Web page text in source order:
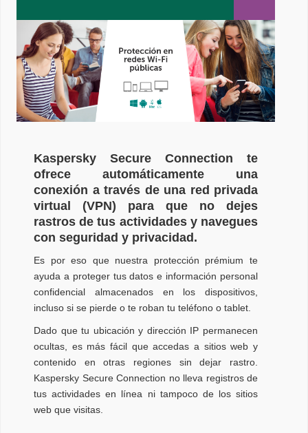
Kaspersky Secure Connection te
ofrece automáticamente una
conexión a través de una red privada
virtual (VPN) para que no dejes
rastros de tus actividades y navegues
con seguridad y privacidad.
Es por eso que nuestra protección prémium te
ayuda a proteger tus datos e información personal
confidencial almacenados en los dispositivos,
incluso si se pierde o te roban tu teléfono o tablet.
Dado que tu ubicación y dirección IP permanecen
ocultas, es más fácil que accedas a sitios web y
contenido en otras regiones sin dejar rastro.
Kaspersky Secure Connection no lleva registros de
tus actividades en línea ni tampoco de los sitios
web que visitas.